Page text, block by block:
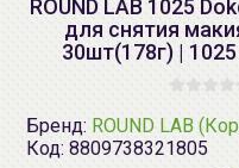
ROUND LAB 1025
для снятия
30шт(178г) |
Бренд: ROUND LAB
Код: 8809738321805